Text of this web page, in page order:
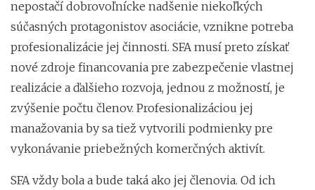
nepostačí dobrovoľnícke nadšenie niekoľkých
súčasných protagonistov asociácie, vznikne potreba
profesionalizácie jej činnosti. SFA musí preto získať
nové zdroje financovania pre zabezpečenie vlastnej
realizácie a ďalšieho rozvoja, jednou z možností, je
zvýšenie počtu členov. Profesionalizáciou jej
manažovania by sa tiež vytvorili podmienky pre
vykonávanie priebežných komerčných aktivít.
SFA vždy bola a bude taká ako jej členovia. Od ich